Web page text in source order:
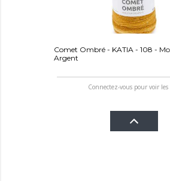
Comet Ombré - KATIA - 108 -
Argent
Connectez-vous pour voir